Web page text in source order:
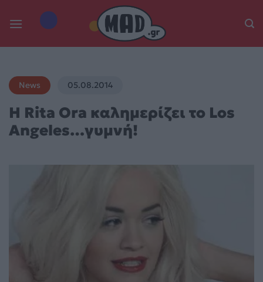
News 05.08.2014
Η Rita Ora καλημερίζει το Los
Angeles…γυμνή!